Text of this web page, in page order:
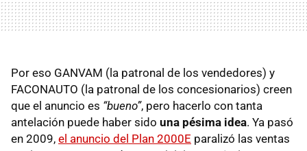
Por eso GANVAM (la patronal de los vendedores) y
FACONAUTO (la patronal de los concesionarios) creen
que el anuncio es “bueno”, pero hacerlo con tanta
antelación puede haber sido una pésima idea. Ya pasó
en 2009, el anuncio del Plan 2000E paralizó las ventas